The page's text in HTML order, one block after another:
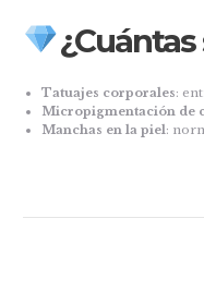
Tatuajes corporales:
Micropigmentación de
Manchas en la piel: